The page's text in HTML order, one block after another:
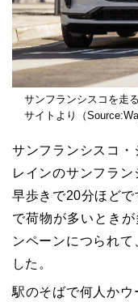
サンフランシスコを走
サイトより（
サンフランシスコ・
レインのサンフラ
早歩きで20分ほど
で荷物が多いとき
ンペーンにつられ
した。
駅のそばで何人か